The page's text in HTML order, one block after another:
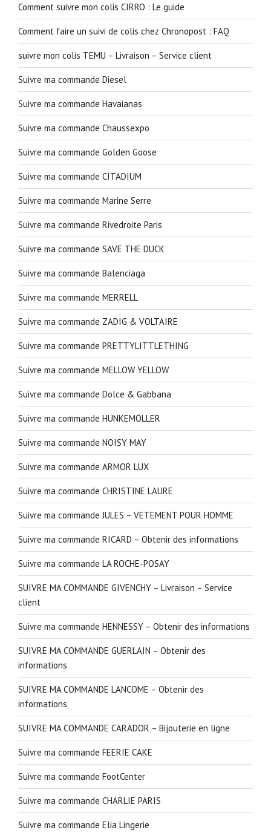
Comment suivre mon colis CIRRO : Le guide
Comment faire un suivi de colis chez Chronopost : FAQ
suivre mon colis TEMU – Livraison – Service client
Suivre ma commande Diesel
Suivre ma commande Havaianas
Suivre ma commande Chaussexpo
Suivre ma commande Golden Goose
Suivre ma commande CITADIUM
Suivre ma commande Marine Serre
Suivre ma commande Rivedroite Paris
Suivre ma commande SAVE THE DUCK
Suivre ma commande Balenciaga
Suivre ma commande MERRELL
Suivre ma commande ZADIG & VOLTAIRE
Suivre ma commande PRETTYLITTLETHING
Suivre ma commande MELLOW YELLOW
Suivre ma commande Dolce & Gabbana
Suivre ma commande HUNKEMÖLLER
Suivre ma commande NOISY MAY
Suivre ma commande ARMOR LUX
Suivre ma commande CHRISTINE LAURE
Suivre ma commande JULES – VETEMENT POUR HOMME
Suivre ma commande RICARD – Obtenir des informations
Suivre ma commande LA ROCHE-POSAY
SUIVRE MA COMMANDE GIVENCHY – Livraison – Service
client
Suivre ma commande HENNESSY – Obtenir des informations
SUIVRE MA COMMANDE GUERLAIN – Obtenir des
informations
SUIVRE MA COMMANDE LANCOME – Obtenir des
informations
SUIVRE MA COMMANDE CARADOR – Bijouterie en ligne
Suivre ma commande FEERIE CAKE
Suivre ma commande FootCenter
Suivre ma commande CHARLIE PARIS
Suivre ma commande Elia Lingerie